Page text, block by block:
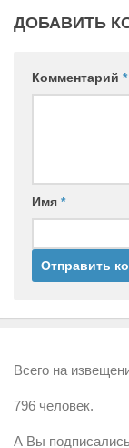
ДОБАВИТЬ
Комментарий *
Имя *
Всего на
796 человек.
А Вы